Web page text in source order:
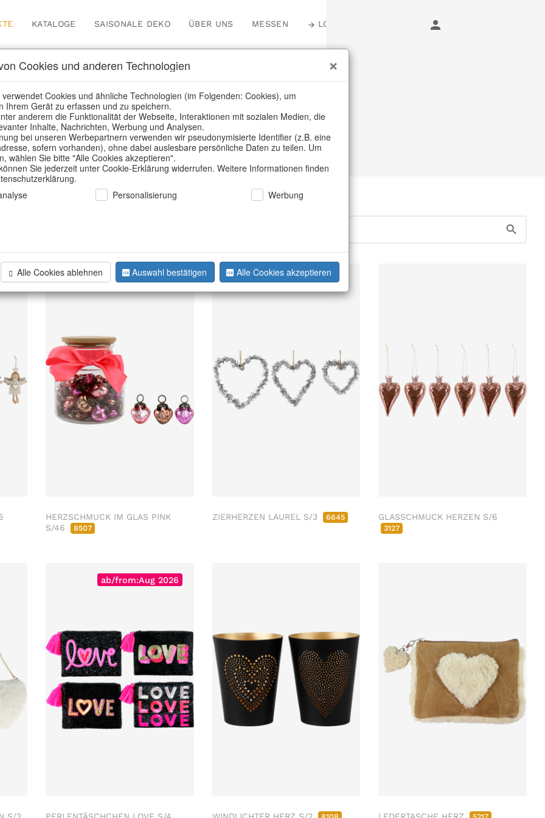
KATALOGE SAISONALE DEKO ÜBER UNS MESSEN LOGIN
Produkte für Händler
/Unsere Produkte für Händler/Valentinstag & Muttertag / Herz
HERZSCHMUCK IM GLAS PINK
S/46
8507
ZIERHERZEN LAUREL S/3 6645 GLASSCHMUCK HERZEN S/6
3127
S/2
ab/from:Aug 2026
PERLENTÄSCHCHEN LOVE S/4 WINDLICHTER HERZ S/2 LEDERTASCHE HERZ
Cookies und anderen Technologien
Cookies und ähnliche Technologien (im Folgenden: Cookies), um
Ihrem Gerät zu erfassen und zu speichern.
anderem die Funktionalität der Webseite, Interaktionen mit sozialen Medien, die
Inhalte, Nachrichten, Werbung und Analysen.
bei unseren Werbepartnern verwenden wir pseudonymisierte Identifier (z.B. eine
sofern vorhanden), ohne dabei auslesbare persönliche Daten zu teilen. Um
wählen Sie bitte "Alle Cookies akzeptieren".
Sie jederzeit unter Cookie-Erklärung widerrufen. Weitere Informationen finden
Personalisierung Werbung
Alle Cookies ablehnen Auswahl bestätigen Alle Cookies akzeptieren